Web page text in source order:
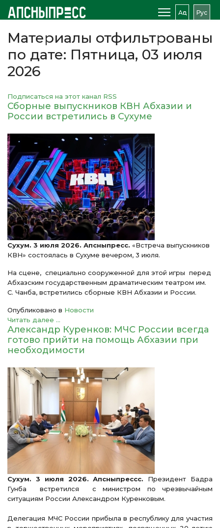
Аԥс Рус
Материалы отфильтрованы
по дате: Пятница, 03 июля
2026
Подписаться на этот канал RSS
Сборные выпускников КВН Абхазии и
России встретились в Сухуме
Сухум. 3 июля 2026. Апсныпресс. «Встреча выпускников
КВН» состоялась в Сухуме вечером, 3 июля.
На сцене, специально сооруженной для этой игры перед
Абхазским государственным драматическим театром им.
С. Чанба, встретились сборные КВН Абхазии и России.
Опубликовано в Новости
Читать далее ...
Александр Куренков: МЧС России всегда
готово прийти на помощь Абхазии при
необходимости
Сухум. 3 июля 2026. Апсныпрессс. Президент Бадра
Гунба встретился с министром по чрезвычайным
ситуациям России Александром Куренковым.
Делегация МЧС России прибыла в республику для участия